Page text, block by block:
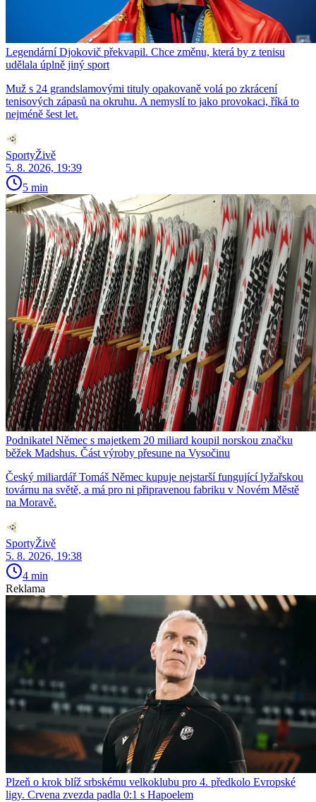
Legendární Djokovič překvapil. Chce změnu, která by z tenisu
udělala úplně jiný sport
Muž s 24 grandslamovými tituly opakovaně volá po zkrácení
tenisových zápasů na okruhu. A nemyslí to jako provokaci, říká to
nejméně šest let.
SportyŽivě
5. 8. 2026, 19:39
5 min
Podnikatel Němec s majetkem 20 miliard koupil norskou značku
běžek Madshus. Část výroby přesune na Vysočinu
Český miliardář Tomáš Němec kupuje nejstarší fungující lyžařskou
továrnu na světě, a má pro ni připravenou fabriku v Novém Městě
na Moravě.
SportyŽivě
5. 8. 2026, 19:38
4 min
Reklama
Plzeň o krok blíž srbskému velkoklubu pro 4. předkolo Evropské
ligy. Crvena zvezda padla 0:1 s Hapoelem